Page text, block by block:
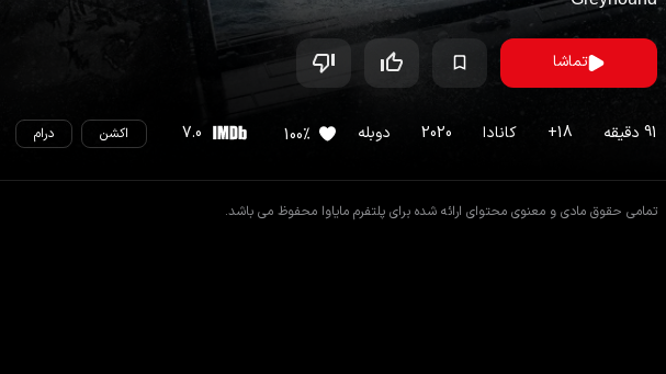
تماشا
91 دقیقه 18
+ کانادا 2020 دوبله 100%
7.0 اکشن درام
تمامی حقوق مادی و معنوی محتوای ارائه شده برای پلتفرم مایاوا محفوظ می باشد.